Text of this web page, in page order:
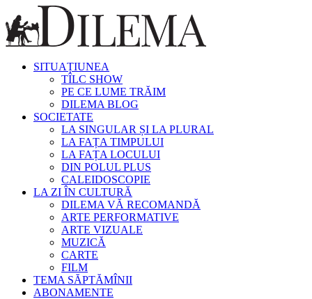
SITUAȚIUNEA
TÎLC SHOW
PE CE LUME TRĂIM
DILEMA BLOG
SOCIETATE
LA SINGULAR ȘI LA PLURAL
LA FAȚA TIMPULUI
LA FAȚA LOCULUI
DIN POLUL PLUS
CALEIDOSCOPIE
LA ZI ÎN CULTURĂ
DILEMA VĂ RECOMANDĂ
ARTE PERFORMATIVE
ARTE VIZUALE
MUZICĂ
CARTE
FILM
TEMA SĂPTĂMÎNII
ABONAMENTE